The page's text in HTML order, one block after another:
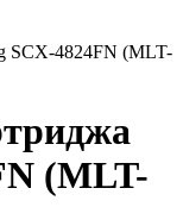
SCX-4824FN (MLT-
(MLT-